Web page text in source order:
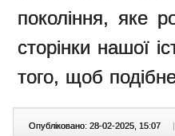
покоління, яке
сторінки нашої
того, щоб
Опубліковано: 28-02-2025, 15:07 |